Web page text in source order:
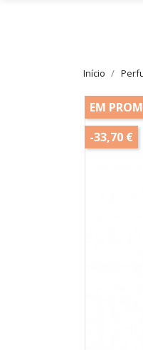
Início
EM
-33,70 €